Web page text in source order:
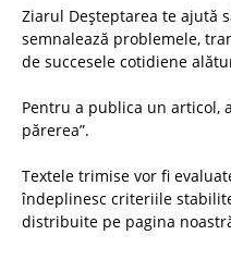
Ziarul Deșteptarea te ajută
semnalează problemele,
de succesele cotidiene
Pentru a publica un articol,
părerea”.
Textele trimise vor fi
îndeplinesc criteriile
distribuite pe pagina